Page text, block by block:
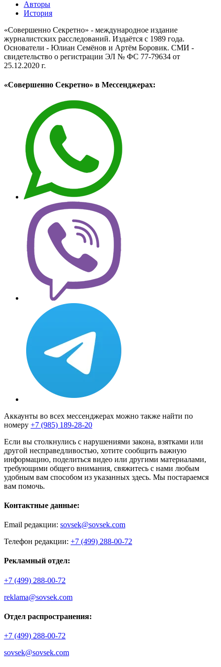
Авторы
История
«Совершенно Секретно» - международное издание
журналистских расследований. Издаётся с 1989 года.
Основатели - Юлиан Семёнов и Артём Боровик. CМИ -
свидетельство о регистрации ЭЛ № ФС 77-79634 от
25.12.2020 г.
«Совершенно Секретно» в Мессенджерах:
Аккаунты во всех мессенджерах можно также найти по
номеру +7 (985) 189-28-20
Если вы столкнулись с нарушениями закона, взятками или
другой несправедливостью, хотите сообщить важную
информацию, поделиться видео или другими материалами,
требующими общего внимания, свяжитесь с нами любым
удобным вам способом из указанных здесь. Мы постараемся
вам помочь.
Контактные данные:
Email редакции: sovsek@sovsek.com
Телефон редакции: +7 (499) 288-00-72
Рекламный отдел:
+7 (499) 288-00-72
reklama@sovsek.com
Отдел распространения:
+7 (499) 288-00-72
sovsek@sovsek.com